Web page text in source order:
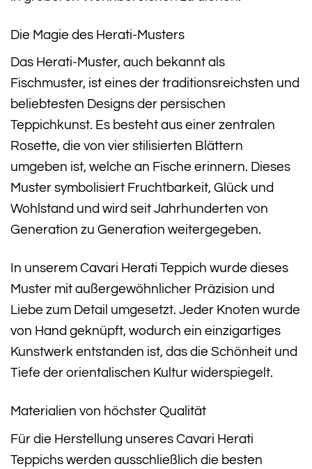
Die Magie des Herati-Musters
Das Herati-Muster, auch bekannt als
Fischmuster, ist eines der traditionsreichsten und
beliebtesten Designs der persischen
Teppichkunst. Es besteht aus einer zentralen
Rosette, die von vier stilisierten Blättern
umgeben ist, welche an Fische erinnern. Dieses
Muster symbolisiert Fruchtbarkeit, Glück und
Wohlstand und wird seit Jahrhunderten von
Generation zu Generation weitergegeben.
In unserem Cavari Herati Teppich wurde dieses
Muster mit außergewöhnlicher Präzision und
Liebe zum Detail umgesetzt. Jeder Knoten wurde
von Hand geknüpft, wodurch ein einzigartiges
Kunstwerk entstanden ist, das die Schönheit und
Tiefe der orientalischen Kultur widerspiegelt.
Materialien von höchster Qualität
Für die Herstellung unseres Cavari Herati
Teppichs werden ausschließlich die besten